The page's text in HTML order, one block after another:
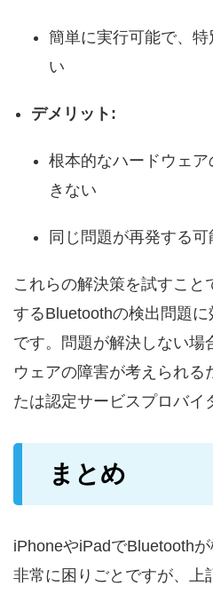
簡単に実行可能で、
い
デメリット:
根本的なハードウェ
きない
同じ問題が再発する可
これらの解決策を試すこと
するBluetoothの検出問題
です。問題が解決しない場
ウェアの障害が考えられる
たは認定サービスプロバイ
まとめ
iPhoneやiPadでBluetoothが
非常に困りごとですが、上